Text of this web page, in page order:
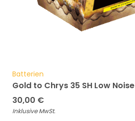
Batterien
Gold to Chrys 35 SH Low Noise
30,00 €
Inklusive MwSt.